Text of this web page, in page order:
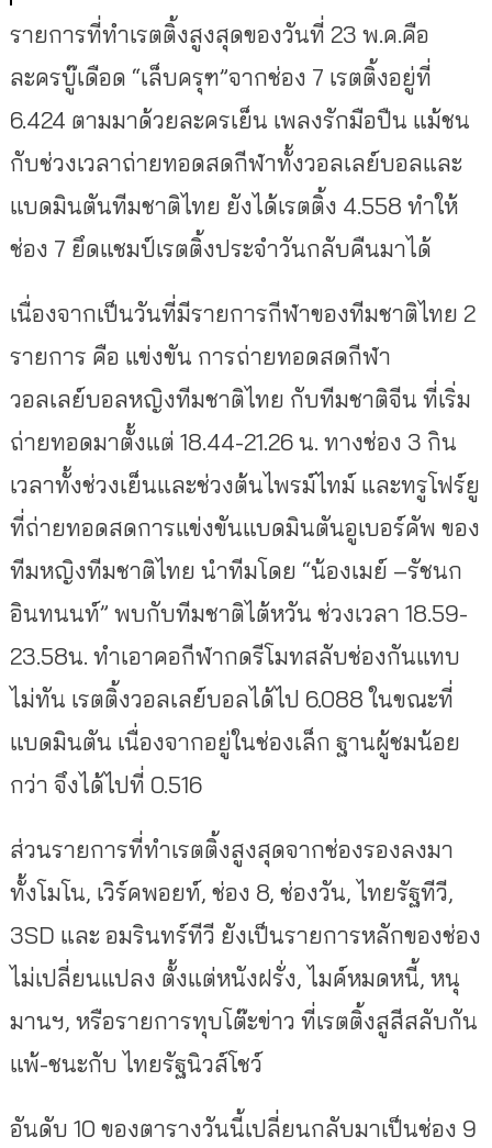
รายการที่ทำเรตติ้งสูงสุดของวันที่ 23 พ.ค.คือ
ละครบู๊เดือด “เล็บครุฑ”จากช่อง 7 เรตติ้งอยู่ที่
6.424 ตามมาด้วยละครเย็น เพลงรักมือปืน แม้ชน
กับช่วงเวลาถ่ายทอดสดกีฬาทั้งวอลเลย์บอลและ
แบดมินตันทีมชาติไทย ยังได้เรตติ้ง 4.558 ทำให้
ช่อง 7 ยึดแชมป์เรตติ้งประจำวันกลับคืนมาได้
เนื่องจากเป็นวันที่มีรายการกีฬาของทีมชาติไทย 2
รายการ คือ แข่งขัน การถ่ายทอดสดกีฬา
วอลเลย์บอลหญิงทีมชาติไทย กับทีมชาติจีน ที่เริ่ม
ถ่ายทอดมาตั้งแต่ 18.44-21.26 น. ทางช่อง 3 กิน
เวลาทั้งช่วงเย็นและช่วงต้นไพรม์ไทม์ และทรูโฟร์ยู
ที่ถ่ายทอดสดการแข่งขันแบดมินตันอูเบอร์คัพ ของ
ทีมหญิงทีมชาติไทย นำทีมโดย “น้องเมย์ –รัชนก
อินทนนท์” พบกับทีมชาติไต้หวัน ช่วงเวลา 18.59-
23.58น. ทำเอาคอกีฬากดรีโมทสลับช่องกันแทบ
ไม่ทัน เรตติ้งวอลเลย์บอลได้ไป 6.088 ในขณะที่
แบดมินตัน เนื่องจากอยู่ในช่องเล็ก ฐานผู้ชมน้อย
กว่า จึงได้ไปที่ 0.516
ส่วนรายการที่ทำเรตติ้งสูงสุดจากช่องรองลงมา
ทั้งโมโน, เวิร์คพอยท์, ช่อง 8, ช่องวัน, ไทยรัฐทีวี,
3SD และ อมรินทร์ทีวี ยังเป็นรายการหลักของช่อง
ไม่เปลี่ยนแปลง ตั้งแต่หนังฝรั่ง, ไมค์หมดหนี้, หนุ
มานฯ, หรือรายการทุบโต๊ะข่าว ที่เรตติ้งสูสีสลับกัน
แพ้-ชนะกับ ไทยรัฐนิวส์โชว์
อันดับ 10 ของตารางวันนี้เปลี่ยนกลับมาเป็นช่อง 9